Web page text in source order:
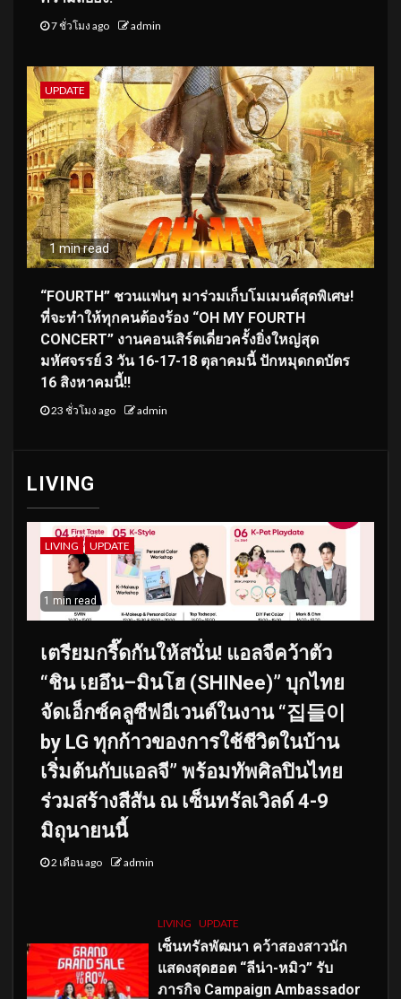
7 ชั่วโมง ago admin
UPDATE
1 min read
“FOURTH” ชวนแฟนๆ มาร่วมเก็บโมเมนต์สุดพิเศษ!
ที่จะทำให้ทุกคนต้องร้อง “OH MY FOURTH
CONCERT” งานคอนเสิร์ตเดี่ยวครั้งยิ่งใหญ่สุด
มหัศจรรย์ 3 วัน 16-17-18 ตุลาคมนี้ ปักหมุดกดบัตร
16 สิงหาคมนี้!!
23 ชั่วโมง ago admin
LIVING
LIVING UPDATE
1 min read
เตรียมกรี๊ดกันให้สนั่น! แอลจีคว้าตัว
“ชิน เยอึน–มินโฮ (SHINee)” บุกไทย
จัดเอ็กซ์คลูซีฟอีเวนต์ในงาน “집들이
by LG ทุกก้าวของการใช้ชีวิตในบ้าน
เริ่มต้นกับแอลจี” พร้อมทัพศิลปินไทย
ร่วมสร้างสีสัน ณ เซ็นทรัลเวิลด์ 4-9
มิถุนายนนี้
2 เดือน ago admin
LIVING UPDATE
เซ็นทรัลพัฒนา คว้าสองสาวนัก
แสดงสุดฮอต “ลีน่า-หมิว” รับ
ภารกิจ Campaign Ambassador